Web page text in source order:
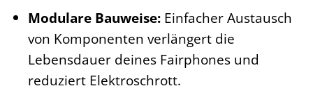
Modulare Bauweise:Einfacher Austausch
von Komponenten verlängert die
Lebensdauer deines Fairphones und
reduziert Elektroschrott.